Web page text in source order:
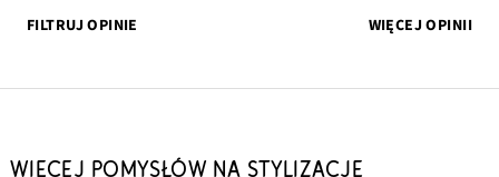
FILTRUJ OPINIE
WIĘCEJ OPINII
WIĘCEJ POMYSŁÓW NA STYLIZACJE